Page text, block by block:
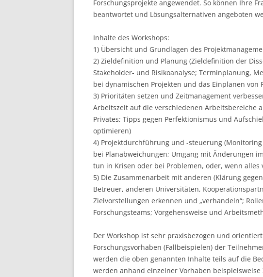
Forschungsprojekte angewendet. So können Ihre
beantwortet und Lösungsalternativen angeboten
Inhalte des Workshops:
1) Übersicht und Grundlagen des
2) Zieldefinition und Planung (Zieldefinition der
Stakeholder- und Risikoanalyse; Terminplanung,
bei dynamischen Projekten und das Einplanen von
3) Prioritäten setzen und Zeitmanagement
Arbeitszeit auf die verschiedenen Arbeitsbereiche
Privates; Tipps gegen Perfektionismus und
optimieren)
4) Projektdurchführung und -steuerung
bei Planabweichungen; Umgang mit Änderungen
tun in Krisen oder bei Problemen, oder, wenn alles
5) Die Zusammenarbeit mit anderen (Klärung
Betreuer, anderen Universitäten,
Zielvorstellungen erkennen und „verhandeln“;
Forschungsteams; Vorgehensweise und
Der Workshop ist sehr praxisbezogen und
Forschungsvorhaben (Fallbeispielen) der
werden die oben genannten Inhalte teils auf die
werden anhand einzelner Vorhaben